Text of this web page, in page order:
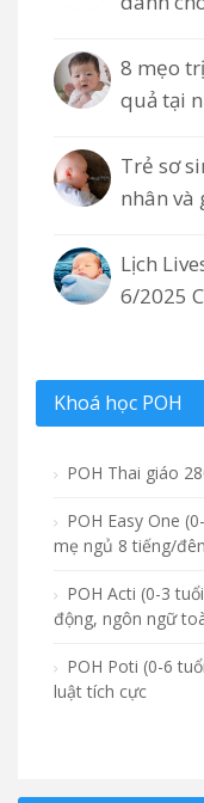
8 mẹo
quả tại
Trẻ sơ
nhân và
Lịch
6/2025
Khoá học POH
POH Thai giáo
POH Easy One
mẹ ngủ 8 tiếng/
POH Acti (0-3
động, ngôn ngữ
POH Poti (0-6
luật tích cực